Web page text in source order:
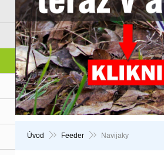
Úvod Feeder Navijaky